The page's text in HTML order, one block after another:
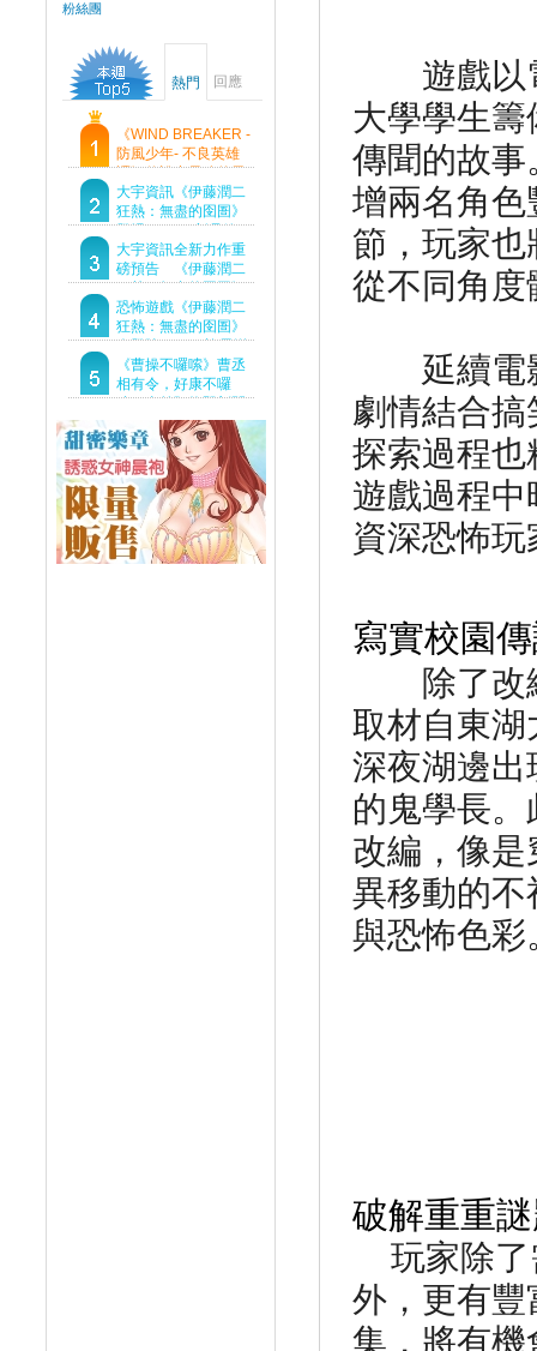
粉絲團
熱門 回應
《WIND BREAKER -
防風少年- 不良英雄
譚》傳說中最強的男
人現身！即將顛覆風
鈴高中！
大宇資訊《伊藤潤二
狂熱：無盡的囹圄》
登場 Steam 新品節
首支預告片及遊戲
Demo重磅釋出
大宇資訊全新力作重
磅預告 《伊藤潤二
狂熱：無盡的囹圄》
驚悚亮相 ！伊藤潤二
恐怖世界首度進軍
Steam
恐怖遊戲《伊藤潤二
狂熱：無盡的囹圄》
今登陸Steam 詭異洋
樓開啟 同步釋出最新
預告片
《曹操不囉嗦》曹丞
相有令，好康不囉
嗦！事前預約即刻開
遊戲以電
大學學生
傳聞的故
增兩名角
節， 玩家也
從不同角
延續電影
劇情結合
探索過程
遊戲過程
資深恐怖
寫實校園
除了改
取材自東
深夜湖邊
的鬼學長。
改編， 像是
異移動的
與恐怖色彩
破解重重
玩家除
外， 更有豐
集， 將有機